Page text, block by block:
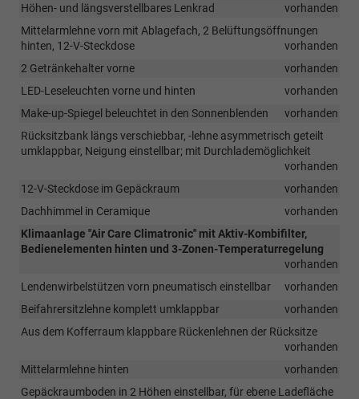
Höhen- und längsverstellbares Lenkrad
vorhanden
Mittelarmlehne vorn mit Ablagefach, 2 Belüftungsöffnungen
hinten, 12-V-Steckdose
vorhanden
2 Getränkehalter vorne
vorhanden
LED-Leseleuchten vorne und hinten
vorhanden
Make-up-Spiegel beleuchtet in den Sonnenblenden
vorhanden
Rücksitzbank längs verschiebbar, -lehne asymmetrisch geteilt
umklappbar, Neigung einstellbar; mit Durchlademöglichkeit
vorhanden
12-V-Steckdose im Gepäckraum
vorhanden
Dachhimmel in Ceramique
vorhanden
Klimaanlage "Air Care Climatronic" mit Aktiv-Kombifilter,
Bedienelementen hinten und 3-Zonen-Temperaturregelung
vorhanden
Lendenwirbelstützen vorn pneumatisch einstellbar
vorhanden
Beifahrersitzlehne komplett umklappbar
vorhanden
Aus dem Kofferraum klappbare Rückenlehnen der Rücksitze
vorhanden
Mittelarmlehne hinten
vorhanden
Gepäckraumboden in 2 Höhen einstellbar, für ebene Ladefläche